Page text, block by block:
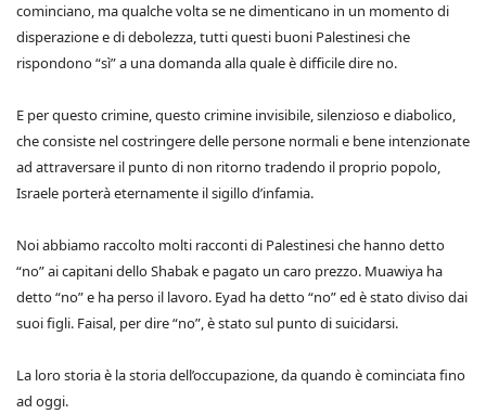
cominciano, ma qualche volta se ne dimenticano in un momento di
disperazione e di debolezza, tutti questi buoni Palestinesi che
rispondono “sì” a una domanda alla quale è difficile dire no.
E per questo crimine, questo crimine invisibile, silenzioso e diabolico,
che consiste nel costringere delle persone normali e bene intenzionate
ad attraversare il punto di non ritorno tradendo il proprio popolo,
Israele porterà eternamente il sigillo d’infamia.
Noi abbiamo raccolto molti racconti di Palestinesi che hanno detto
“no” ai capitani dello Shabak e pagato un caro prezzo. Muawiya ha
detto “no” e ha perso il lavoro. Eyad ha detto “no” ed è stato diviso dai
suoi figli. Faisal, per dire “no”, è stato sul punto di suicidarsi.
La loro storia è la storia dell’occupazione, da quando è cominciata fino
ad oggi.